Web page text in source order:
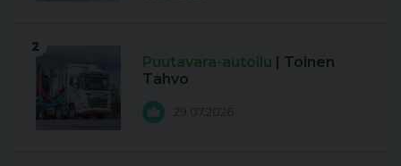
2
Puutavara-autoilu | Toinen
Tahvo
29.07.2026